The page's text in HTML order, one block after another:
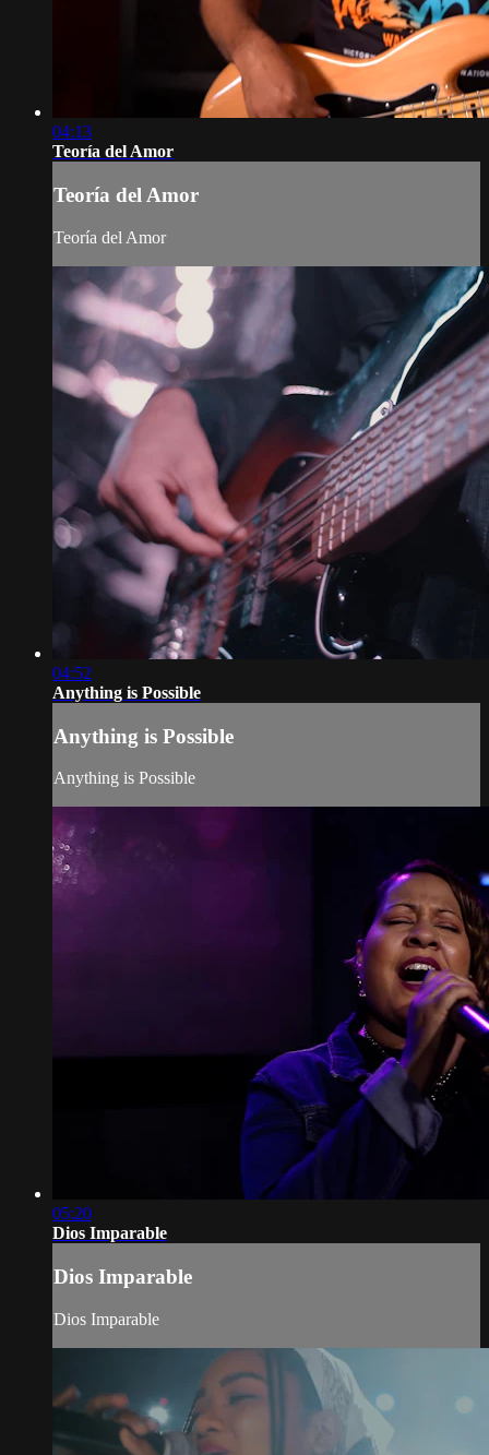
04:13
Teoría del Amor
Teoría del Amor
Teoría del Amor
04:52
Anything is Possible
Anything is Possible
Anything is Possible
05:20
Dios Imparable
Dios Imparable
Dios Imparable